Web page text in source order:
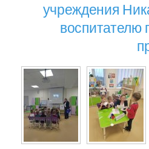
учреждения